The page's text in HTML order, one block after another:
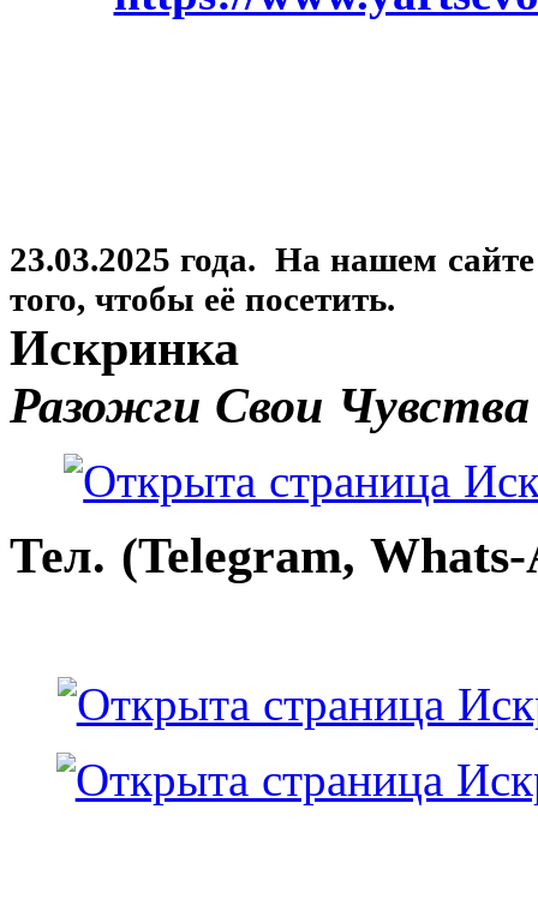
23.03.2025 года. На нашем
того, чтобы её посетить.
Искринка
Разожги Свои Чувства
Тел. (Telegram,